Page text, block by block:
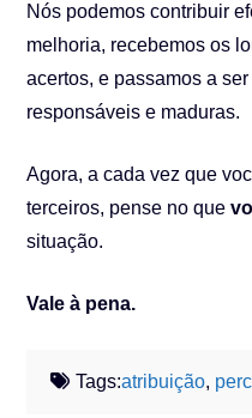
Nós podemos contribuir
melhoria, recebemos os
acertos, e passamos a
responsáveis e maduras.
Agora, a cada vez que
terceiros, pense no que
situação.
Vale à pena.
Tags:atribuição,